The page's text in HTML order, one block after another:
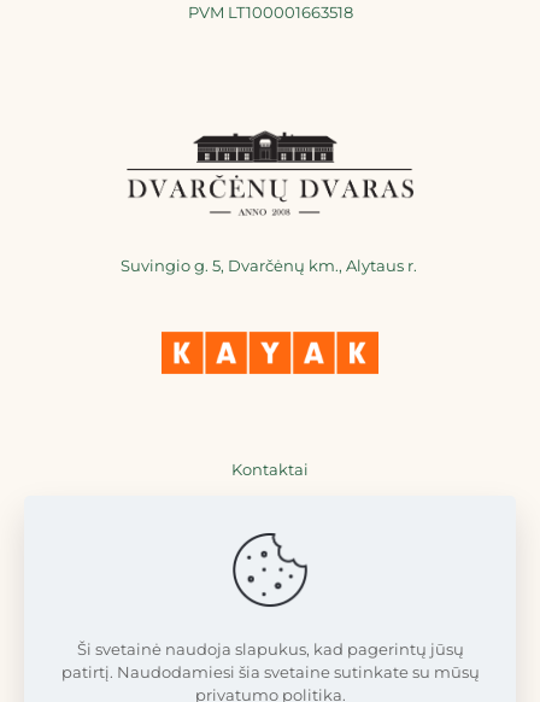
PVM LT100001663518
Suvingio g. 5, Dvarčėnų km., Alytaus r.
Kontaktai
+370 698 77711
info@dvarcenudvaras.lt
Ši svetainė naudoja slapukus, kad pagerintų jūsų
patirtį. Naudodamiesi šia svetaine sutinkate su mūsų
privatumo politika.